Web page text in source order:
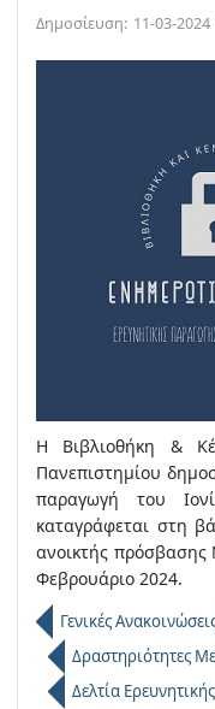
Δημοσίευση: 11-03-2024
Η Βιβλιοθήκη &
Πανεπιστημίου
παραγωγή του
καταγράφεται στη
ανοικτής πρόσβασης
Φεβρουάριο 2024.
Γενικές
Δραστηριότητες
Δελτία